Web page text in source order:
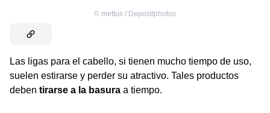
© mettus / Depositphotos
Las ligas para el cabello, si tienen mucho tiempo de uso,
suelen estirarse y perder su atractivo. Tales productos
deben tirarse a la basura a tiempo.